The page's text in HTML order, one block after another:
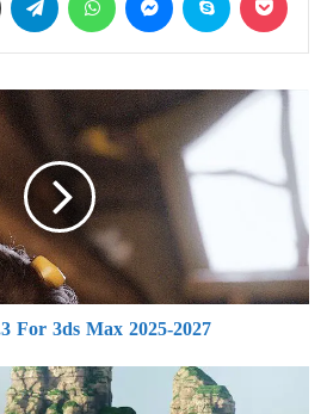
Arnold
For
3ds
Max
2025-
2027
For 3ds Max 2025-2027